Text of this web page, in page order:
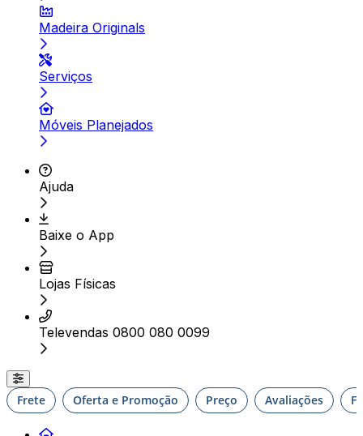
Madeira Originals
Serviços
Móveis Planejados
Ajuda
Baixe o App
Lojas Físicas
Televendas 0800 080 0099
Frete Oferta e Promoção Preço Avaliações